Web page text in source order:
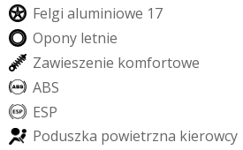
Felgi aluminiowe 17
Opony letnie
Zawieszenie komfortowe
ABS
ESP
Poduszka powietrzna kierowcy